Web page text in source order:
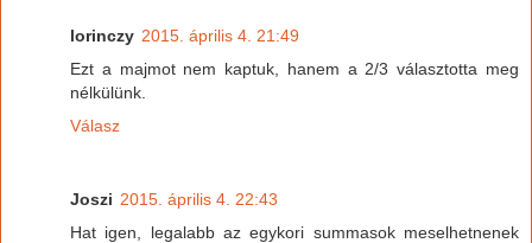
lorinczy 2015. április 4. 21:49
Ezt a majmot nem kaptuk, hanem a 2/3 választotta meg
nélkülünk.
Válasz
Joszi 2015. április 4. 22:43
Hat igen, legalabb az egykori summasok meselhetnenek